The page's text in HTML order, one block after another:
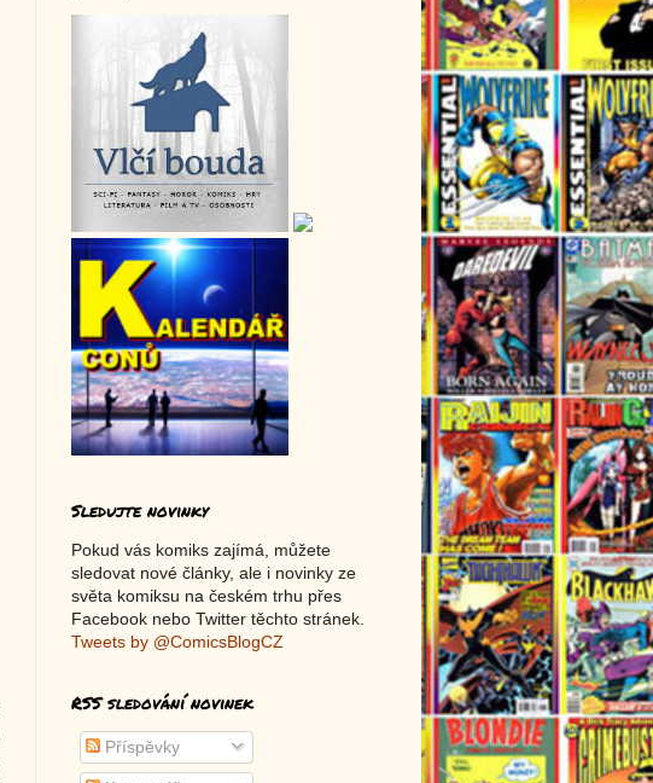
Sledujte novinky
Pokud vás komiks zajímá, můžete
sledovat nové články, ale i novinky ze
světa komiksu na českém trhu přes
Facebook nebo Twitter těchto stránek.
Tweets by @ComicsBlogCZ
RSS sledování novinek
Příspěvky